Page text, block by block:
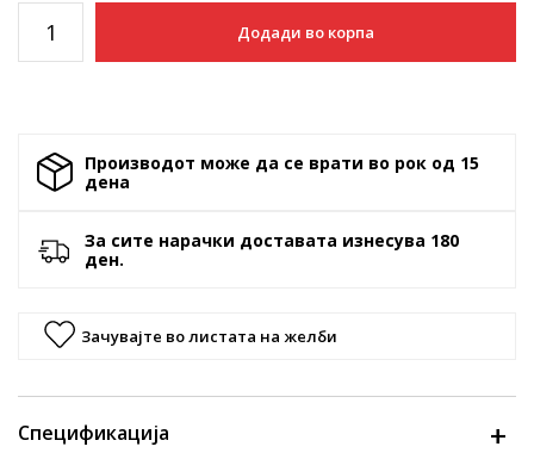
Додади во корпа
Производот може да се врати во рок од 15
денa
За сите нарачки доставата изнесува 180
ден.
Зачувајте во листата на желби
Спецификација